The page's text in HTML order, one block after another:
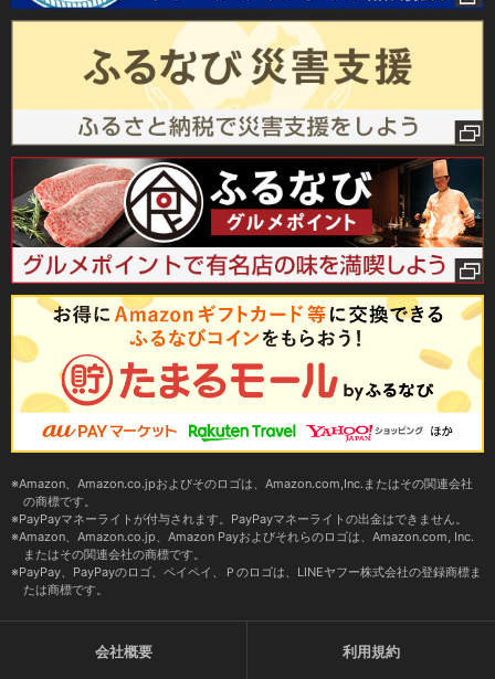
Amazon、Amazon.co.jpおよびそのロゴは、Amazon.com,Inc.またはその関連会社
の商標です。
PayPayマネーライトが付与されます。PayPayマネーライトの出金はできません。
Amazon、Amazon.co.jp、Amazon Payおよびそれらのロゴは、Amazon.com, Inc.
またはその関連会社の商標です。
PayPay、PayPayのロゴ、ペイペイ、Ｐのロゴは、LINEヤフー株式会社の登録商標ま
たは商標です。
会社概要 利用規約